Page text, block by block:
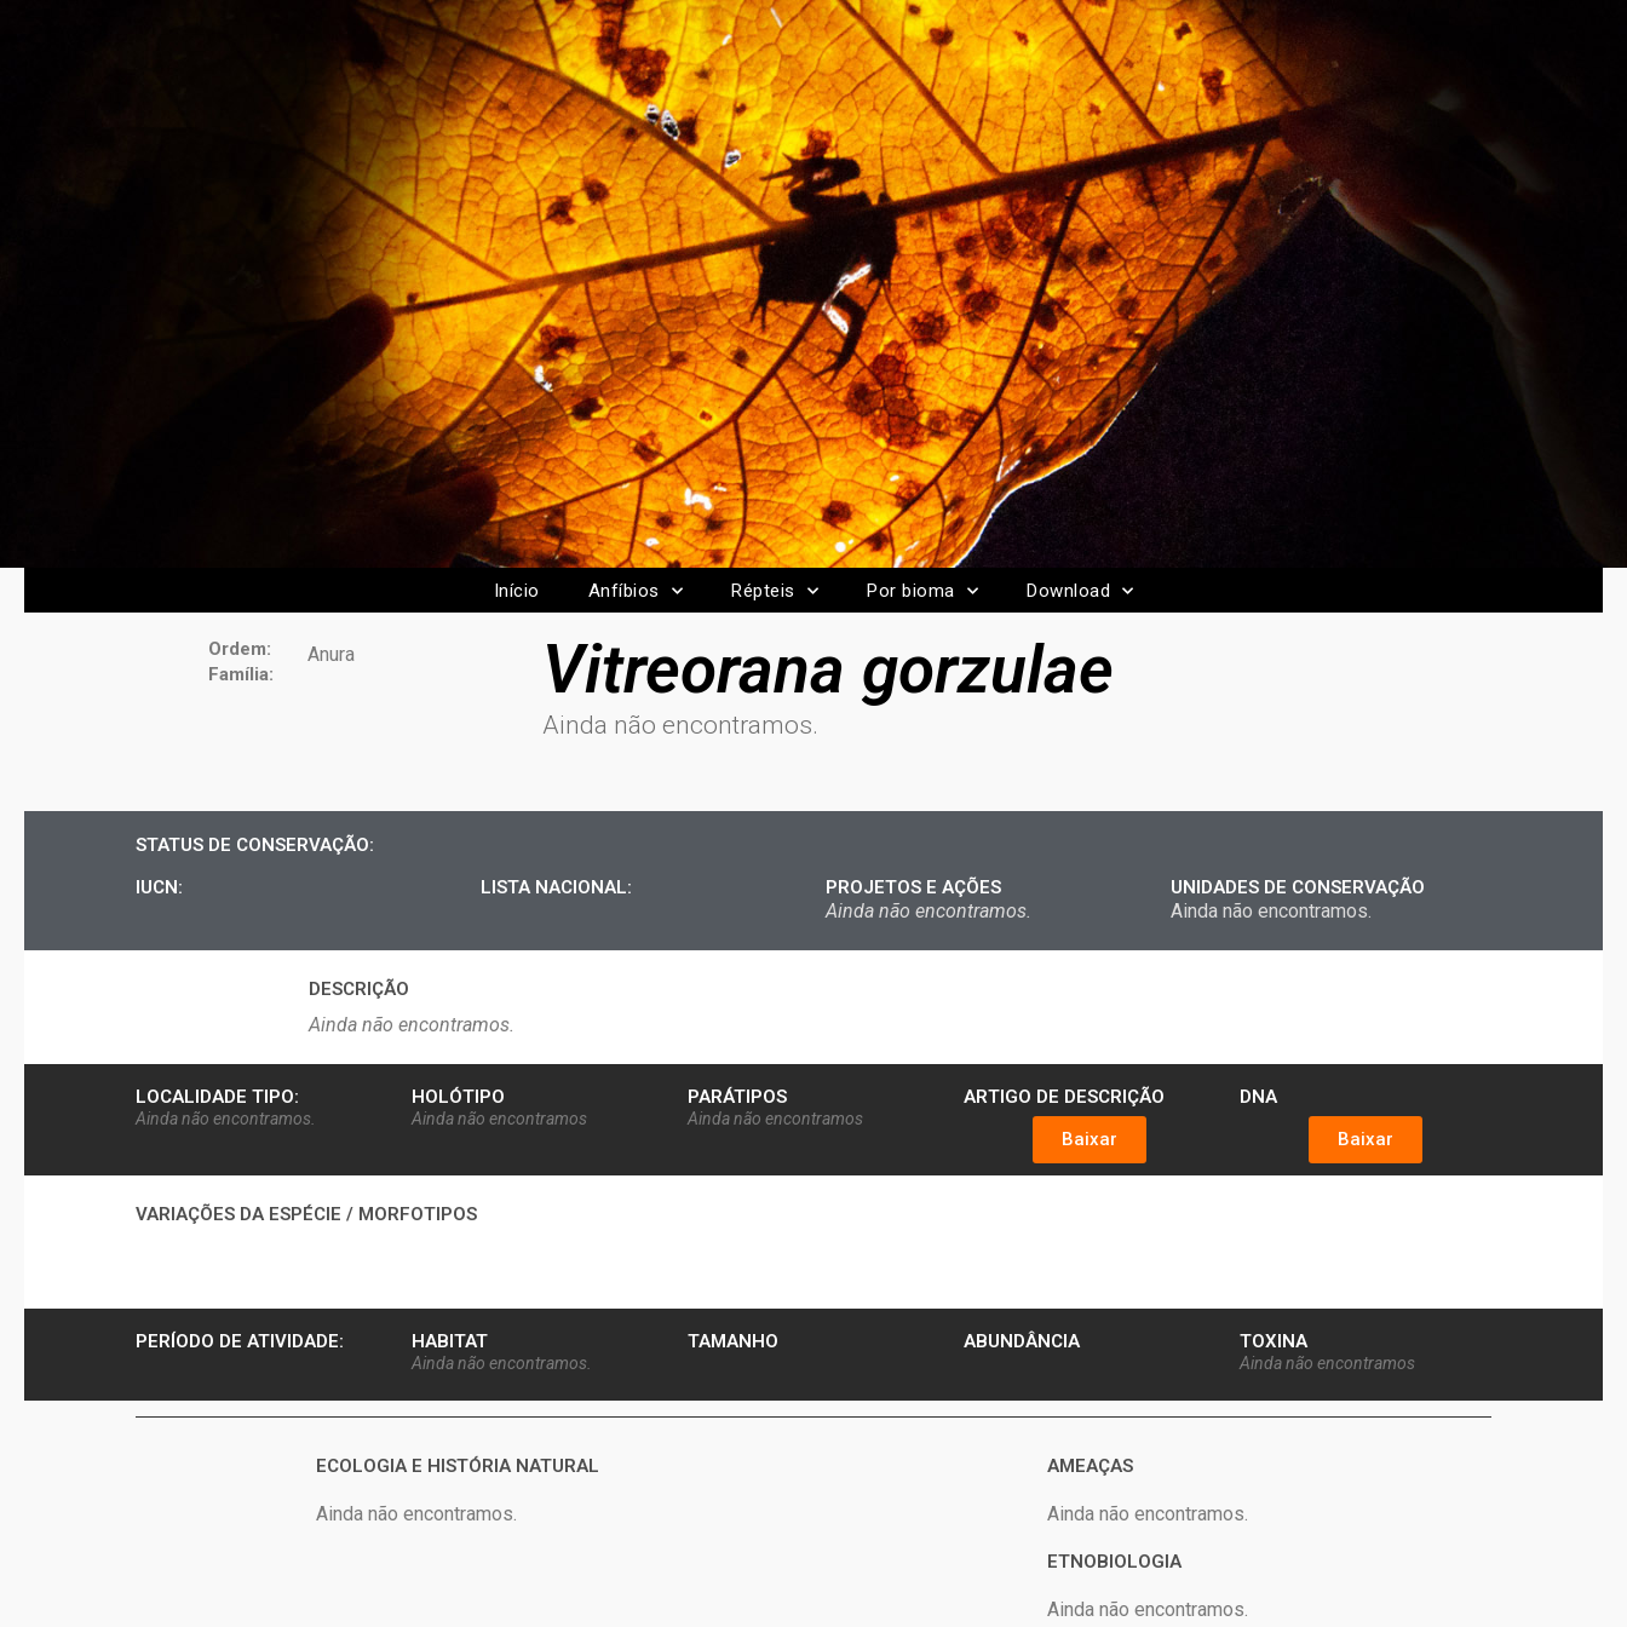
Início Anfíbios Répteis Por bioma Download
Ordem:
Família:
Anura Vitreorana gorzulae
Ainda não encontramos.
STATUS DE CONSERVAÇÃO:
IUCN:
LISTA NACIONAL: PROJETOS E AÇÕES
Ainda não encontramos.
UNIDADES DE CONSERVAÇÃO
Ainda não encontramos.
DESCRIÇÃO​
Ainda não encontramos.
LOCALIDADE TIPO:
Ainda não encontramos.
HOLÓTIPO
Ainda não encontramos
PARÁTIPOS
Ainda não encontramos
ARTIGO DE DESCRIÇÃO
Baixar
DNA
Baixar
VARIAÇÕES DA ESPÉCIE / MORFOTIPOS
PERÍODO DE ATIVIDADE: HABITAT
Ainda não encontramos.
TAMANHO ABUNDÂNCIA TOXINA
Ainda não encontramos
ECOLOGIA E HISTÓRIA NATURAL
Ainda não encontramos.
AMEAÇAS
Ainda não encontramos.
ETNOBIOLOGIA
Ainda não encontramos.